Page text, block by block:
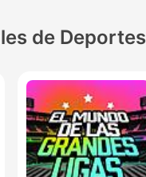
de Deportes